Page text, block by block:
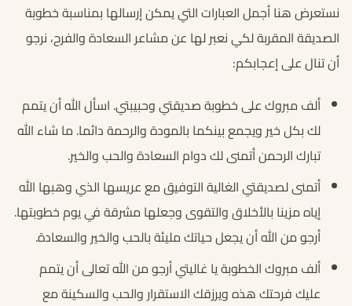
نستعرض هنا أجمل العبارات التي يمكن إرسالها بمناسبة خطوبة
الصديقة المقربة لكي نعبر لها عن مشاعر السعادة والفرح، نرجو
أن تنال على إعجابكم:
ألف مبروك على خطوبة صديقتي وحبيبتي. اسأل الله أن يتمم
لك بكل خير ويجمع بينكما بالمودة والرحمة دائما. ما شاء الله
تبارك الرحمن أتمنى لك دوام السعادة والحب والخير.
أتمنى لصديقتي الغالية التوفيق مع عريسها الذي وهبها الله
إياه مزينا بالأخلاق والتقوى وجعلها مشرقة في يوم خطوبتها.
أرجو من الله أن يجعل حياتك مليئة بالحب والخير والسعادة.
ألف مبروك الخطوبة يا غاليتي أرجو من الله تعالى أن يتمم
عليك فرحتك هذه ويرزقك الاستقرار والحب والسكينة مع